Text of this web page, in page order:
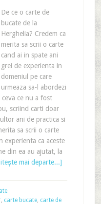
De ce o carte de
bucate de la
Herghelia? Credem ca
merita sa scrii o carte
cand ai in spate ani
grei de experienta in
domeniul pe care
urmeaza sa-l abordezi
ce nu a fost
scriind carti doar
ani de practica si
sa scrii o carte
experienta ca aceste
din ea au ajutat, la
mai departe...]
, carte bucate, carte de